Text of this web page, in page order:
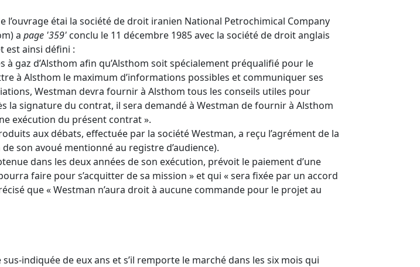
étai la société de droit iranien National Petrochimical Company
a page '359' conclu le 11 décembre 1985 avec la société de droit anglais
est ainsi défini :
gaz d’Alsthom afin qu’Alsthom soit spécialement préqualifié pour le
à Alsthom le maximum d’informations possibles et communiquer ses
Westman devra fournir à Alsthom tous les conseils utiles pour
la signature du contrat, il sera demandé à Westman de fournir à Alsthom
exécution du présent contrat ».
aux débats, effectuée par la société Westman, a reçu l’agrément de la
son avoué mentionné au registre d’audience).
dans les deux années de son exécution, prévoit le paiement d’une
faire pour s’acquitter de sa mission » et qui « sera fixée par un accord
que « Westman n’aura droit à aucune commande pour le projet au
indiquée de eux ans et s’il remporte le marché dans les six mois qui